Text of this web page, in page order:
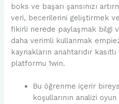
boks ve başarı şansınızı
veri, becerilerini geliştirmek
fikirli nerede paylaşmak bilgi
daha verimli kullanmak
kaynakların anahtarıdır
platformu 1win.
Bu öğrenme içerir
koşullarının analizi